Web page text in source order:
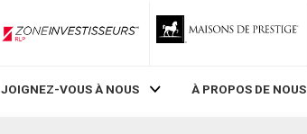
ZoneInvestisseurs RLP
JOIGNEZ-VOUS À NOUS À PROPOS DE NOUS